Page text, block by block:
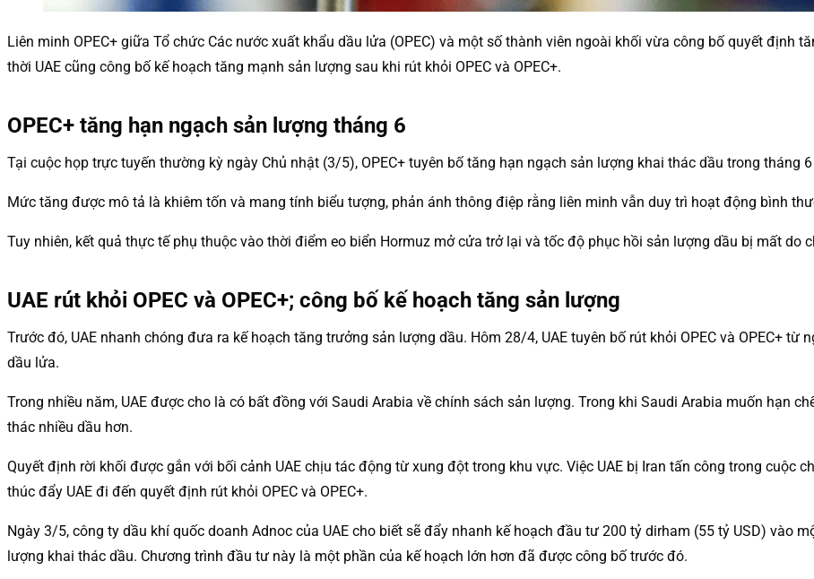
Liên minh OPEC+ giữa Tổ chức Các nước xuất khẩu dầu lửa (OPEC) và một số thành viên ngoài khối vừa công bố quyết định
thời UAE cũng công bố kế hoạch tăng mạnh sản lượng sau khi rút khỏi OPEC và OPEC+.
OPEC+ tăng hạn ngạch sản lượng tháng 6
Tại cuộc họp trực tuyến thường kỳ ngày Chủ nhật (3/5), OPEC+ tuyên bố tăng hạn ngạch sản lượng khai thác dầu trong tháng
Mức tăng được mô tả là khiêm tốn và mang tính biểu tượng, phản ánh thông điệp rằng liên minh vẫn duy trì hoạt động bình
Tuy nhiên, kết quả thực tế phụ thuộc vào thời điểm eo biển Hormuz mở cửa trở lại và tốc độ phục hồi sản lượng dầu bị mất do
UAE rút khỏi OPEC và OPEC+; công bố kế hoạch tăng sản lượng
Trước đó, UAE nhanh chóng đưa ra kế hoạch tăng trưởng sản lượng dầu. Hôm 28/4, UAE tuyên bố rút khỏi OPEC và OPEC+
dầu lửa.
Trong nhiều năm, UAE được cho là có bất đồng với Saudi Arabia về chính sách sản lượng. Trong khi Saudi Arabia muốn hạn
thác nhiều dầu hơn.
Quyết định rời khối được gắn với bối cảnh UAE chịu tác động từ xung đột trong khu vực. Việc UAE bị Iran tấn công trong cuộc
thúc đẩy UAE đi đến quyết định rút khỏi OPEC và OPEC+.
Ngày 3/5, công ty dầu khí quốc doanh Adnoc của UAE cho biết sẽ đẩy nhanh kế hoạch đầu tư 200 tỷ dirham (55 tỷ USD) vào
lượng khai thác dầu. Chương trình đầu tư này là một phần của kế hoạch lớn hơn đã được công bố trước đó.